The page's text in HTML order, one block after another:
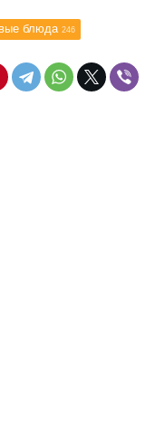
блюда 246